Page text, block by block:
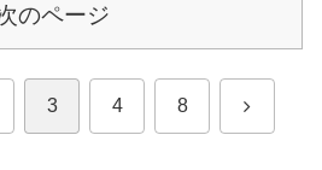
のページ
3 4 8 次